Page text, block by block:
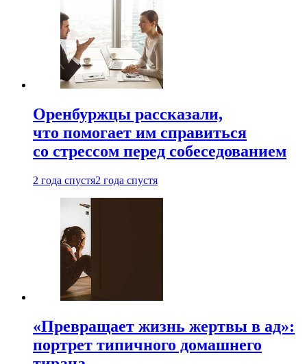
Оренбуржцы рассказали,
что помогает им справиться
со стрессом перед собеседованием
2 года спустя2 года спустя
«Превращает жизнь жертвы в ад»:
портрет типичного домашнего